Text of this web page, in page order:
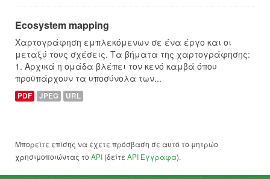
Ecosystem mapping
Χαρτογράφηση εμπλεκόμενων σε ένα έργο και οι
μεταξύ τους σχέσεις. Τα βήματα της χαρτογράφησης:
1. Αρχικά η ομάδα βλέπει τον κενό καμβά όπου
προϋπάρχουν τα υποσύνολα των...
PDF JPEG URL
Μπορείτε επίσης να έχετε πρόσβαση σε αυτό το μητρώο
χρησιμοποιώντας το API (δείτε API Έγγραφα).